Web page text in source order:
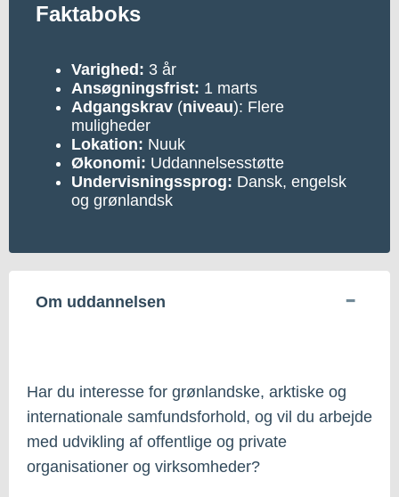
Faktaboks
Varighed: 3 år
Ansøgningsfrist: 1 marts
Adgangskrav (niveau): Flere
muligheder
Lokation: Nuuk
Økonomi: Uddannelsesstøtte
Undervisningssprog: Dansk, engelsk
og grønlandsk
Om uddannelsen
Har du interesse for grønlandske, arktiske og
internationale samfundsforhold, og vil du arbejde
med udvikling af offentlige og private
organisationer og virksomheder?